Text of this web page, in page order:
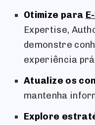
Otimize para
Expertise,
demonstre
experiência
Atualize os
mantenha
Explore